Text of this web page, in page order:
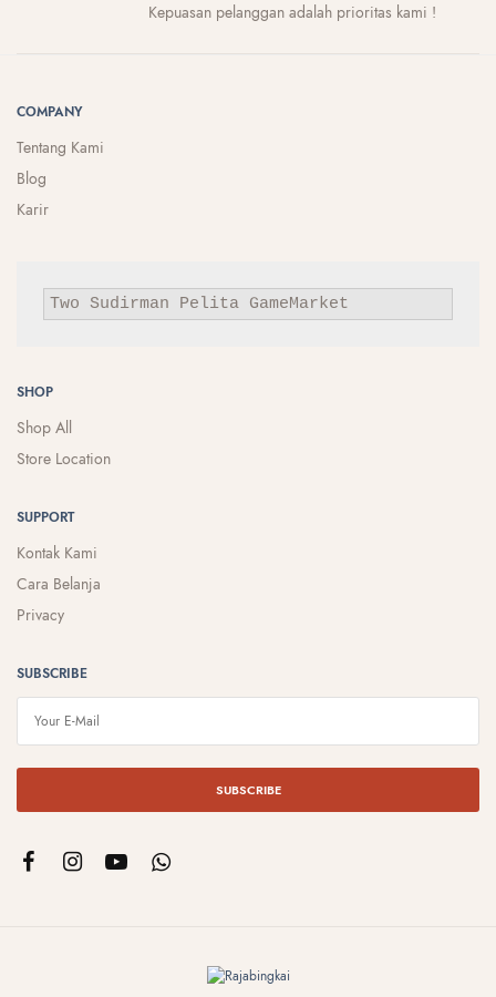
Kepuasan pelanggan adalah prioritas kami !
COMPANY
Tentang Kami
Blog
Karir
Two Sudirman Pelita GameMarket
SHOP
Shop All
Store Location
SUPPORT
Kontak Kami
Cara Belanja
Privacy
SUBSCRIBE
SUBSCRIBE